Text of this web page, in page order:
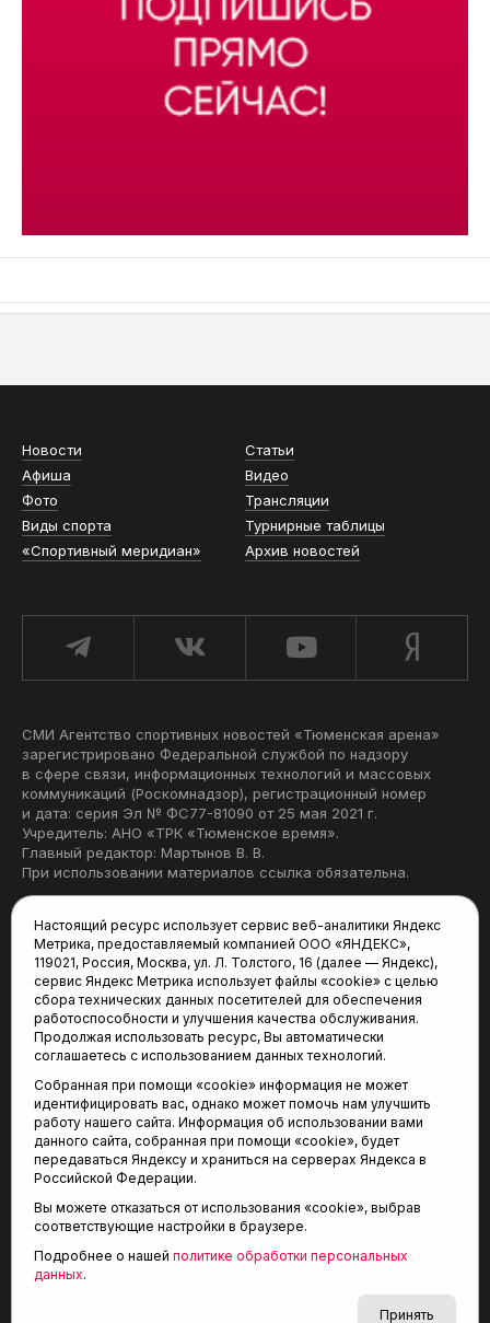
Новости
Статьи
Афиша
Видео
Фото
Трансляции
Виды спорта
Турнирные таблицы
«Спортивный меридиан»
Архив новостей
СМИ Агентство спортивных новостей «Тюменская арена»
зарегистрировано Федеральной службой по надзору
в сфере связи, информационных технологий и массовых
коммуникаций (Роскомнадзор), регистрационный номер
и дата: серия Эл № ФС77-81090 от 25 мая 2021 г.
Учредитель: АНО «ТРК «Тюменское время».
Главный редактор: Мартынов В. В.
При использовании материалов ссылка обязательна.
Редакция:
625035, Тюмень, пр. Геологоразведчиков, 28А
(3452) 68-22-28
tum-arena@mail.ru
Отдел продаж:
(3452) 68-89-78
kotovaev@sibinformburo.ru
© 2001-2026 Агентство спортивных новостей
Настоящий ресурс использует сервис веб-аналитики Яндекс
Метрика, предоставляемый компанией ООО «ЯНДЕКС»,
119021, Россия, Москва, ул. Л. Толстого, 16 (далее — Яндекс),
сервис Яндекс Метрика использует файлы «cookie» с целью
сбора технических данных посетителей для обеспечения
работоспособности и улучшения качества обслуживания.
Продолжая использовать ресурс, Вы автоматически
соглашаетесь с использованием данных технологий.
Собранная при помощи «cookie» информация не может
идентифицировать вас, однако может помочь нам улучшить
работу нашего сайта. Информация об использовании вами
данного сайта, собранная при помощи «cookie», будет
передаваться Яндексу и храниться на серверах Яндекса в
Российской Федерации.
Вы можете отказаться от использования «cookie», выбрав
соответствующие настройки в браузере.
Подробнее о нашей политике обработки персональных
данных.
Принять